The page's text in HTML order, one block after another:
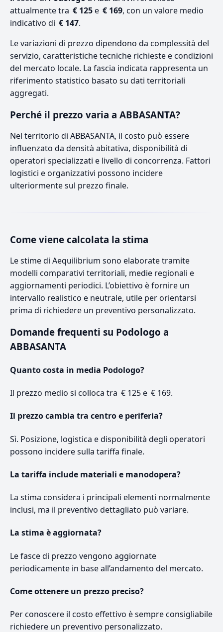
attualmente tra € 125e € 169, con un valore medio
indicativo di € 147.
Le variazioni di prezzo dipendono da complessità del
servizio, caratteristiche tecniche richieste e condizioni
del mercato locale. La fascia indicata rappresenta un
riferimento statistico basato su dati territoriali
aggregati.
Perché il prezzo varia a ABBASANTA?
Nel territorio di ABBASANTA, il costo può essere
influenzato da densità abitativa, disponibilità di
operatori specializzati e livello di concorrenza. Fattori
logistici e organizzativi possono incidere
ulteriormente sul prezzo finale.
Come viene calcolata la stima
Le stime di Aequilibrium sono elaborate tramite
modelli comparativi territoriali, medie regionali e
aggiornamenti periodici. L’obiettivo è fornire un
intervallo realistico e neutrale, utile per orientarsi
prima di richiedere un preventivo personalizzato.
Domande frequenti su Podologo a
ABBASANTA
Quanto costa in media Podologo?
Il prezzo medio si colloca tra € 125 e € 169.
Il prezzo cambia tra centro e periferia?
Sì. Posizione, logistica e disponibilità degli operatori
possono incidere sulla tariffa finale.
La tariffa include materiali e manodopera?
La stima considera i principali elementi normalmente
inclusi, ma il preventivo dettagliato può variare.
La stima è aggiornata?
Le fasce di prezzo vengono aggiornate
periodicamente in base all’andamento del mercato.
Come ottenere un prezzo preciso?
Per conoscere il costo effettivo è sempre consigliabile
richiedere un preventivo personalizzato.